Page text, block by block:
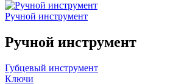
Ручной инструмент
Ручной инструмент
Губцевый инструмент
Ключи